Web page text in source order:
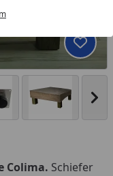
Colima. Schiefer